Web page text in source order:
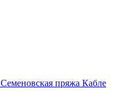
Семеновская пряжа Кабле